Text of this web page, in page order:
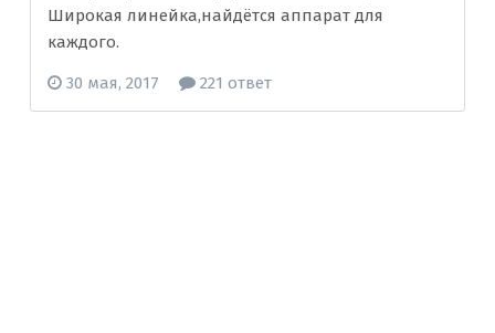
Широкая линейка,найдётся аппарат для
каждого.
30 мая, 2017 221 ответ